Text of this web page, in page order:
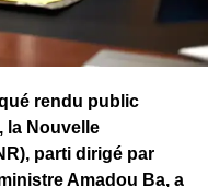
de route illustré qui
codes pour revivre
ses périples en
du Sud.
identités
la caméra, Barros
rendu public
la Nouvelle
parti dirigé par
Amadou Ba, a